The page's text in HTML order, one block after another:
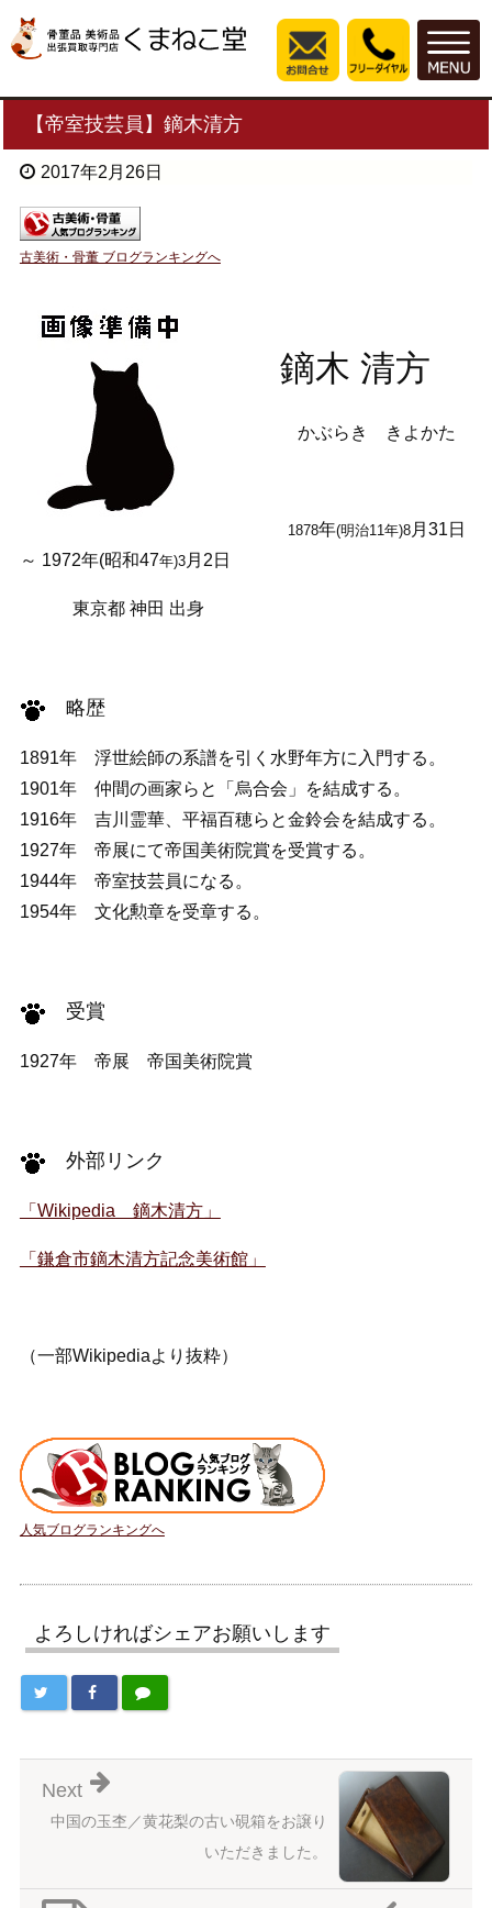
【帝室技芸員】鏑木清方
2017年2月26日
古美術・骨董 ブログランキングへ
鏑木 清方
かぶらき きよかた
1878年(明治11年)8月31日
～ 1972年(昭和47年)3月2日
東京都 神田 出身
略歴
1891年 浮世絵師の系譜を引く水野年方に入門する。
1901年 仲間の画家らと「烏合会」を結成する。
1916年 吉川霊華、平福百穂らと金鈴会を結成する。
1927年 帝展にて帝国美術院賞を受賞する。
1944年 帝室技芸員になる。
1954年 文化勲章を受章する。
受賞
1927年 帝展 帝国美術院賞
外部リンク
「Wikipedia 鏑木清方」
「鎌倉市鏑木清方記念美術館」
（一部Wikipediaより抜粋）
人気ブログランキングへ
よろしければシェアお願いします
中国の玉杢／黄花梨の古い硯箱をお譲り
いただきました。
Next